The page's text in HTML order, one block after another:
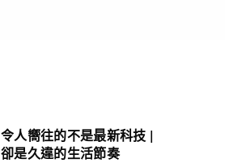
令人嚮往的不是最新科技 |
卻是久違的生活節奏